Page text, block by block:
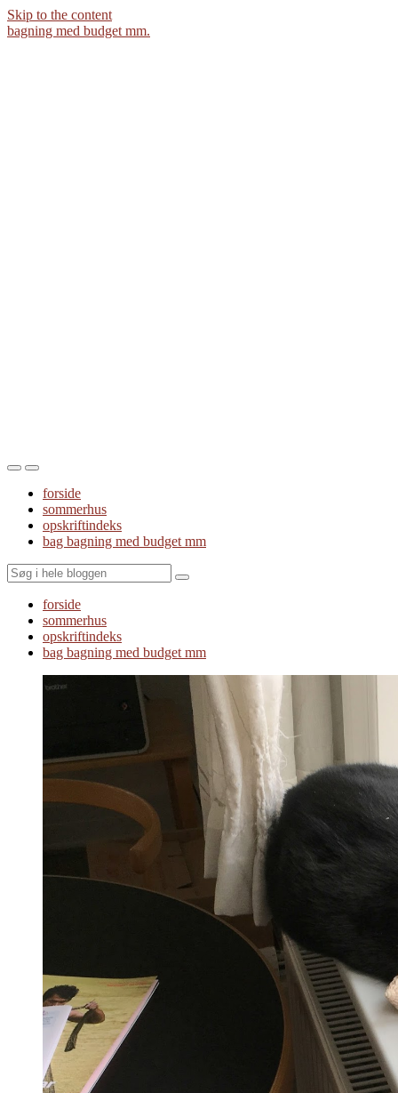
Skip to the content
bagning med budget mm.
Toggle
mobile
menu
Toggle
the
search
field
forside
sommerhus
opskriftindeks
bag bagning med budget mm
Search
forside
sommerhus
opskriftindeks
bag bagning med budget mm